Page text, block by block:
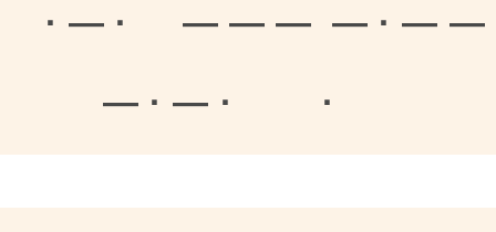
· — · — — — — · — —
— · — ·
·